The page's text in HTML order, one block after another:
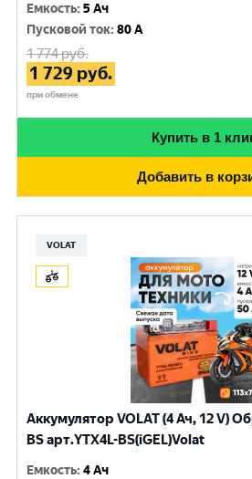
Емкость:5 Ач
Пусковой ток:80 A
1 774руб.
1 729 руб.
при обмене
Купить в 1
Добавить в
VOLAT
Аккумулятор VOLAT (4 Ач, 12 V)
BS арт.YTX4L-BS(iGEL)Volat
Емкость:4 Ач